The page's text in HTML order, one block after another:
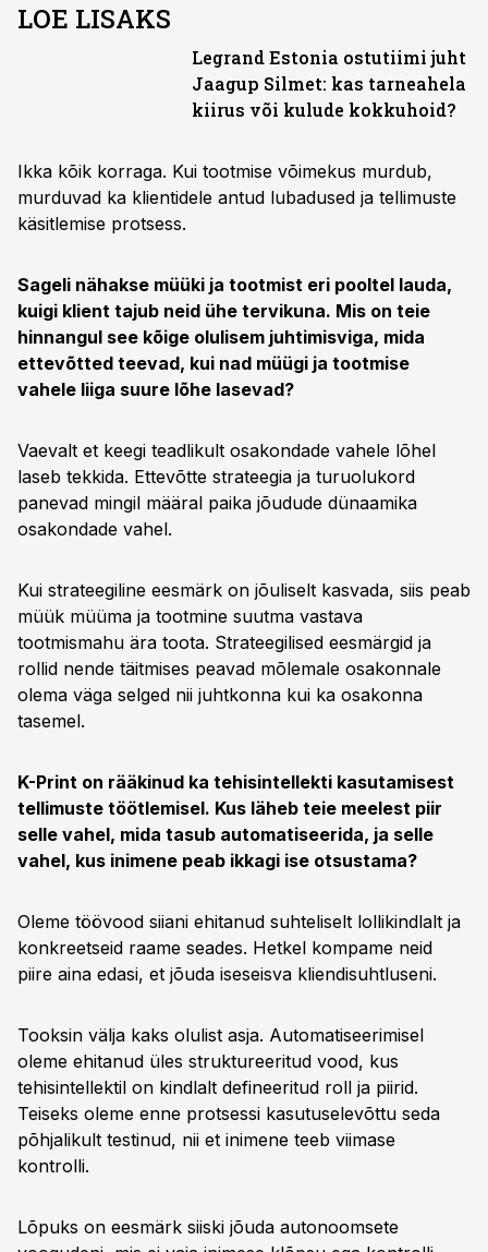
LOE LISAKS
Legrand Estonia ostutiimi juht
Jaagup Silmet: kas tarneahela
kiirus või kulude kokkuhoid?
Ikka kõik korraga. Kui tootmise võimekus murdub,
murduvad ka klientidele antud lubadused ja tellimuste
käsitlemise protsess.
Sageli nähakse müüki ja tootmist eri pooltel lauda,
kuigi klient tajub neid ühe tervikuna. Mis on teie
hinnangul see kõige olulisem juhtimisviga, mida
ettevõtted teevad, kui nad müügi ja tootmise
vahele liiga suure lõhe lasevad?
Vaevalt et keegi teadlikult osakondade vahele lõhel
laseb tekkida. Ettevõtte strateegia ja turuolukord
panevad mingil määral paika jõudude dünaamika
osakondade vahel.
Kui strateegiline eesmärk on jõuliselt kasvada, siis peab
müük müüma ja tootmine suutma vastava
tootmismahu ära toota. Strateegilised eesmärgid ja
rollid nende täitmises peavad mõlemale osakonnale
olema väga selged nii juhtkonna kui ka osakonna
tasemel.
K-Print on rääkinud ka tehisintellekti kasutamisest
tellimuste töötlemisel. Kus läheb teie meelest piir
selle vahel, mida tasub automatiseerida, ja selle
vahel, kus inimene peab ikkagi ise otsustama?
Oleme töövood siiani ehitanud suhteliselt lollikindlalt ja
konkreetseid raame seades. Hetkel kompame neid
piire aina edasi, et jõuda iseseisva kliendisuhtluseni.
Tooksin välja kaks olulist asja. Automatiseerimisel
oleme ehitanud üles struktureeritud vood, kus
tehisintellektil on kindlalt defineeritud roll ja piirid.
Teiseks oleme enne protsessi kasutuselevõttu seda
põhjalikult testinud, nii et inimene teeb viimase
kontrolli.
Lõpuks on eesmärk siiski jõuda autonoomsete